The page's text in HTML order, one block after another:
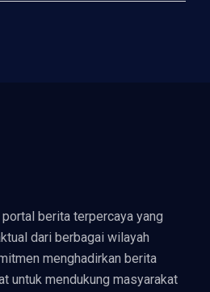
berita terpercaya yang
dari berbagai wilayah
menghadirkan berita
untuk mendukung masyarakat